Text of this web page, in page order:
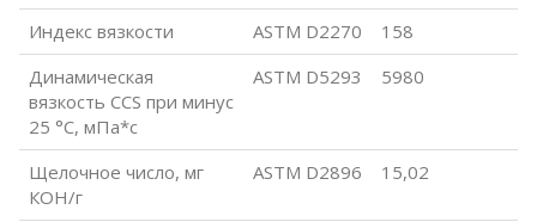
Индекс вязкости ASTM D2270
158
Динамическая
вязкость CCS при минус
25 °С, мПа*с
ASTM D5293 5980
Щелочное число, мг
КОН/г
ASTM D2896 15,02